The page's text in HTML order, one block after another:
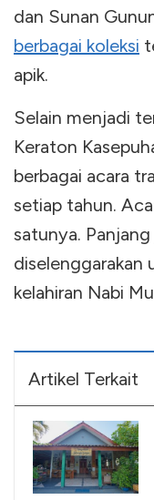
dan Sunan
berbagai koleksi
apik.
Selain menjadi
Keraton
berbagai acara
setiap tahun.
satunya.
diselenggarakan
kelahiran Nabi
Artikel Terkait